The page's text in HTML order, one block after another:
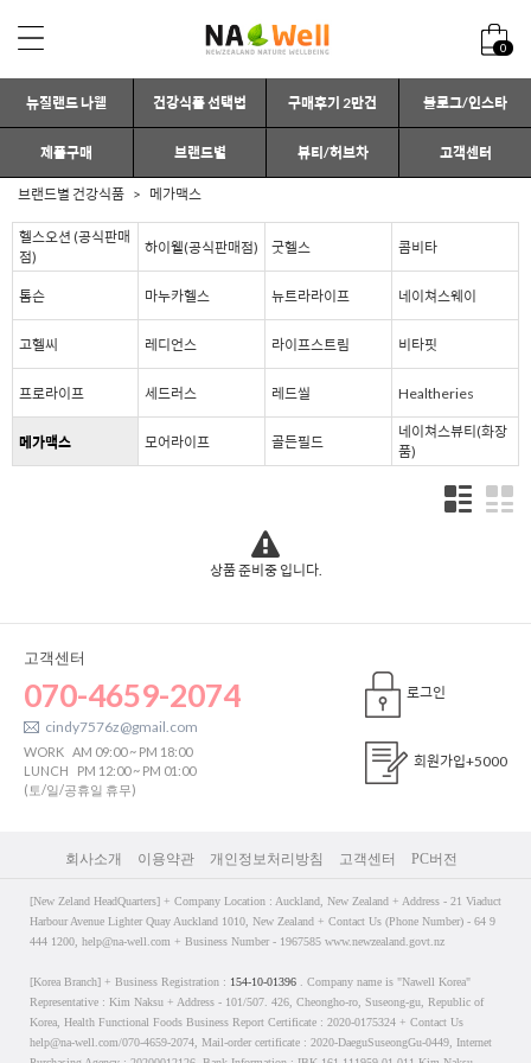
0
뉴질랜드 나웰 건강식품 선택법 구매후기 2만건 블로그/인스타
제품구매 브랜드별 뷰티/허브차 고객센터
브랜드별 건강식품 메가맥스
헬스오션 (공식판매
점)
하이웰(공식판매점) 굿헬스 콤비타
톰슨 마누카헬스 뉴트라라이프 네이쳐스웨이
고헬씨 레디언스 라이프스트림 비타핏
프로라이프 세드러스 레드씰 Healtheries
메가맥스 모어라이프 골든필드
네이쳐스뷰티(화장
품)
상품 준비중 입니다.
고객센터
070-4659-2074
cindy7576z@gmail.com
WORK AM 09:00 ~ PM 18:00
LUNCH
PM 12:00 ~ PM 01:00
(토/일/공휴일 휴무)
로그인
회원가입+5000
회사소개 이용약관 개인정보처리방침 고객센터 PC버전
[New Zeland HeadQuarters] + Company Location : Auckland, New Zealand + Address - 21 Viaduct
Harbour Avenue Lighter Quay Auckland 1010, New Zealand + Contact Us (Phone Number) - 64 9
444 1200, help@na-well.com + Business Number - 1967585 www.newzealand.govt.nz
[Korea Branch] + Business Registration : 154-10-01396
. Company name is "Nawell Korea"
Representative : Kim Naksu + Address - 101/507. 426, Cheongho-ro, Suseong-gu, Republic of
Korea, Health Functional Foods Business Report Certificate : 2020-0175324 + Contact Us
help@na-well.com/070-4659-2074, Mail-order certificate : 2020-DaeguSuseongGu-0449, Internet